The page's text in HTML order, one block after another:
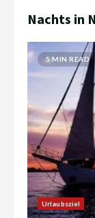
Nachts in
5 MIN READ
Urlaubsziel